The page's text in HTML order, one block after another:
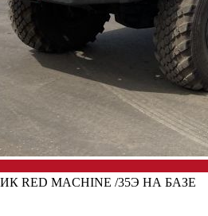
RED MACHINE /35Э НА БАЗЕ